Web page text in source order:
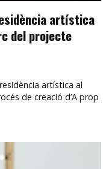
artística
del projecte
artística al
de creació d’A prop